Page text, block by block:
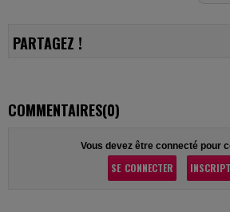
PARTAGEZ !
COMMENTAIRES(0)
Vous devez être connecté pour
SE CONNECTER